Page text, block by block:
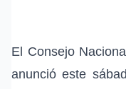
El Consejo
anunció este